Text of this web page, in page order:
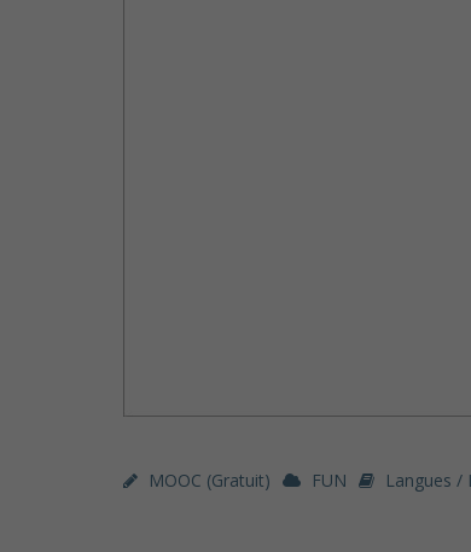
MOOC (gratuit) FUN Langues /